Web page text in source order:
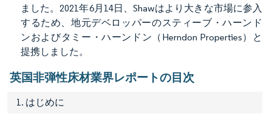
ました。2021年6月14日、Shawはより大きな市場に参入
するため、地元デベロッパーのスティーブ・ハーンド
ンおよびタミー・ハーンドン（Herndon Properties）と
提携しました。
英国非弾性床材業界レポートの目次
1. はじめに